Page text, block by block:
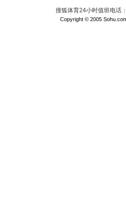
搜狐体育24小时值班电话
Copyright © 2005